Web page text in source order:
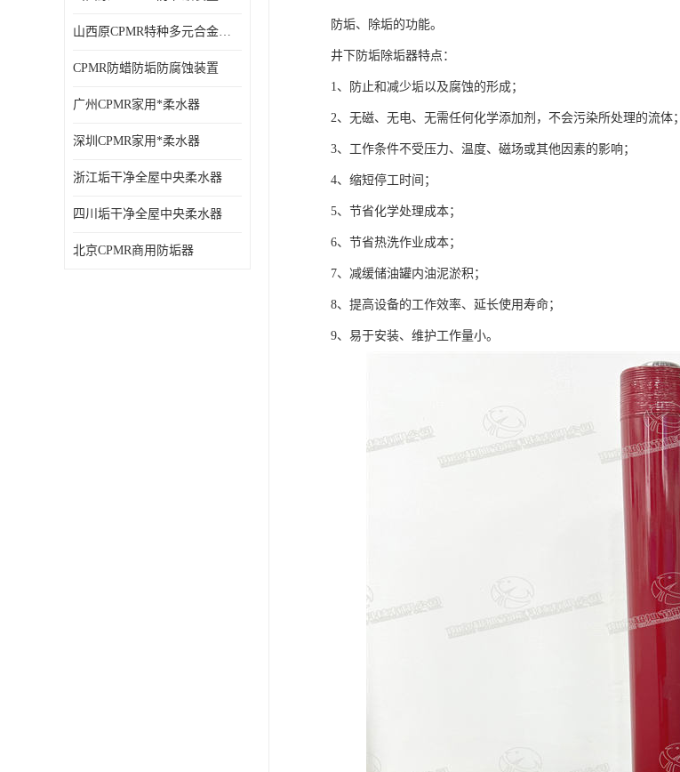
山西原CPMR特种多元合金防垢除垢设备
CPMR防蜡防垢防腐蚀装置
广州CPMR家用*柔水器
深圳CPMR家用*柔水器
浙江垢干净全屋中央柔水器
四川垢干净全屋中央柔水器
北京CPMR商用防垢器
防垢、除垢的功能。
井下防垢除垢器特点：
1、防止和减少垢以及腐蚀的形成；
2、无磁、无电、无需任何化学添加剂，不会污染所处理的流体；
3、工作条件不受压力、温度、磁场或其他因素的影响；
4、缩短停工时间；
5、节省化学处理成本；
6、节省热洗作业成本；
7、减缓储油罐内油泥淤积；
8、提高设备的工作效率、延长使用寿命；
9、易于安装、维护工作量小。